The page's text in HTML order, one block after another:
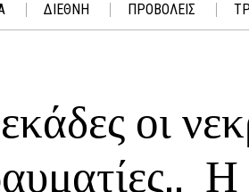
ΔΙΕΘΝΗ ΠΡΟΒΟΛΕΙΣ
οι